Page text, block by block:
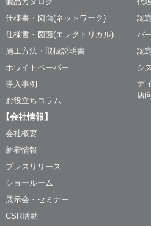
仕様書・図面(ネットワーク)
仕様書・図面(エレクトリカル)
施工方法・取扱説明書
ホワイトペーパー
導入事例
お役立ちコラム
認
パ
認
シ
デ
店
【会社情報】
会社概要
新着情報
プレスリリース
ショールーム
展示会・セミナー
CSR活動